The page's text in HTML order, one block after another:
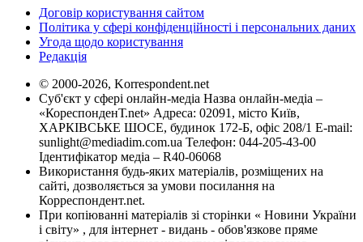
Договір користування сайтом
Політика у сфері конфіденційності і персональних даних
Угода щодо користування
Редакція
© 2000-2026, Korrespondent.net
Суб'єкт у сфері онлайн-медіа Назва онлайн-медіа –
«КореспонденТ.net» Адреса: 02091, місто Київ,
ХАРКІВСЬКЕ ШОСЕ, будинок 172-Б, офіс 208/1 E-mail:
sunlight@mediadim.com.ua Телефон: 044-205-43-00
Ідентифікатор медіа – R40-06068
Використання будь-яких матеріалів, розміщених на
сайті, дозволяється за умови посилання на
Корреспондент.net.
При копіюванні матеріалів зі сторінки « Новини України
і світу» , для інтернет - видань - обов'язкове пряме